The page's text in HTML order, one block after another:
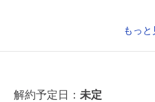
もっと
解約予定日： 未定